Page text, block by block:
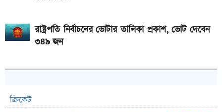
রাষ্ট্রপতি নির্বাচনের ভোটার তালিকা প্রকাশ, ভোট দেবেন
৩৪৯ জন
ক্রিকেট